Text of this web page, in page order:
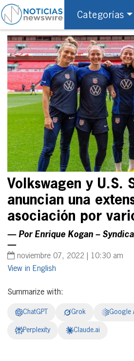
Categorías
Volkswagen y U.S.
anuncian una
asociación por
— Por Enrique Kogan –
—
noviembre 07, 2022 | 10:30 am
English
Summarize with:
ChatGPT Grok Google
Perplexity Claude.ai